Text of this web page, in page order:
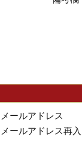
メールアドレス
メールアドレス再